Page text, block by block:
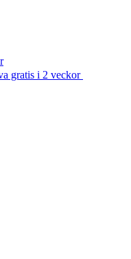
gratis i 2 veckor